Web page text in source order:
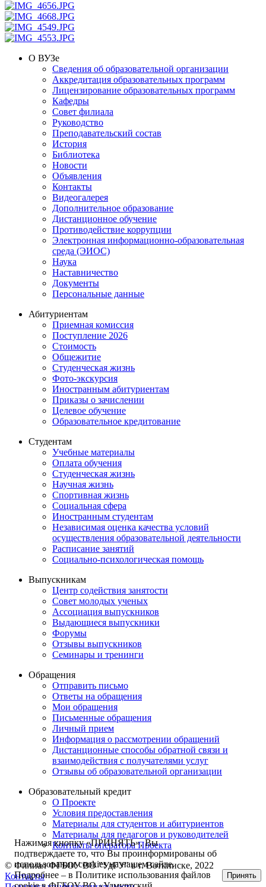
О ВУЗе
Сведения об образовательной организации
Аккредитация образовательных программ
Лицензирование образовательных программ
Кафедры
Совет филиала
Руководство
Преподавательский состав
История
Библиотека
Новости
Объявления
Контакты
Видеогалерея
Дополнительное образование
Дистанционное обучение
Противодействие коррупции
Электронная информационно-образовательная
среда (ЭИОС)
Наука
Наставничество
Документы
Персональные данные
Абитуриентам
Приемная комиссия
Поступление 2026
Стоимость
Общежитие
Студенческая жизнь
Фото-экскурсия
Иностранным абитуриентам
Приказы о зачислении
Целевое обучение
Образовательное кредитование
Студентам
Учебные материалы
Оплата обучения
Студенческая жизнь
Научная жизнь
Спортивная жизнь
Социальная сфера
Иностранным студентам
Независимая оценка качества условий
осуществления образовательной деятельности
Расписание занятий
Социально-психологическая помощь
Выпускникам
Центр содействия занятости
Совет молодых ученых
Ассоциация выпускников
Выдающиеся выпускники
Форумы
Отзывы выпускников
Семинары и тренинги
Обращения
Отправить письмо
Ответы на обращения
Мои обращения
Письменные обращения
Личный прием
Информация о рассмотрении обращений
Дистанционные способы обратной связи и
взаимодействия с получателями услуг
Отзывы об образовательной организации
Образовательный кредит
О Проекте
Условия предоставления
Материалы для студентов и абитуриентов
Материалы для педагогов и руководителей
Контакты опе ратора Проекта
© Филиал ФГБОУ ВО "УдГУ" в г. Воткинске, 2022
Контакты
Нажимая кнопку «ПРИНЯТЬ», Вы
подтверждаете то, что Вы проинформированы об
использовании cookies на нашем сайте.
Подробнее – в Политике использования файлов
Принять